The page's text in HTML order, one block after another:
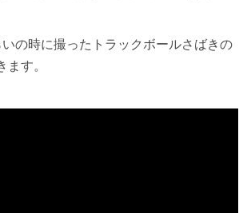
の時に撮ったトラックボールさばきの
ます。